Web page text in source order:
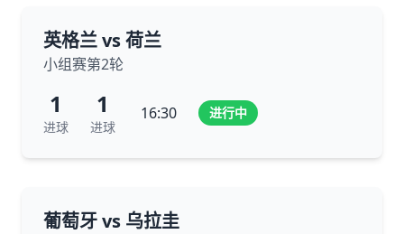
英格兰 vs 荷兰
小组赛第2轮
1
进球
1
进球
16:30 进行中
葡萄牙 vs 乌拉圭